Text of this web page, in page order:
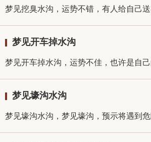
梦见挖臭水沟，运势不错，有人给自己
梦见开车掉水沟
梦见开车掉水沟，运势不佳，也许是自
梦见壕沟水沟
梦见壕沟水沟，梦见壕沟，预示将遇到